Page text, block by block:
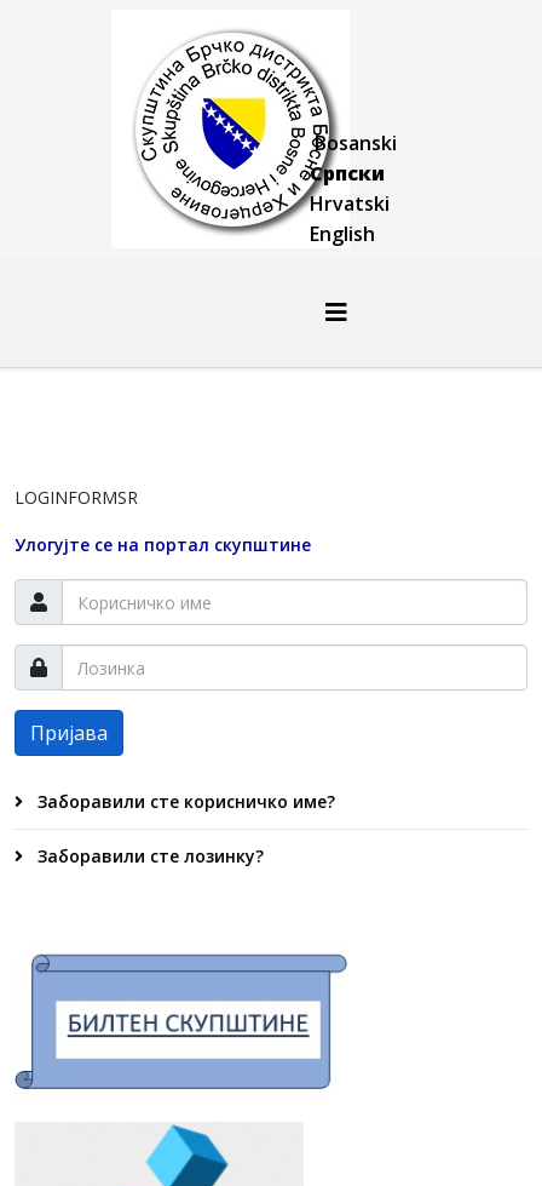
Bosanski
Српски
Hrvatski
English
LOGINFORMSR
Улогујте се на портал скупштине
Пријава
Заборавили сте корисничко име?
Заборавили сте лозинку?